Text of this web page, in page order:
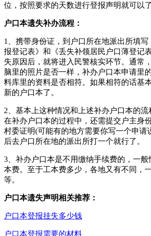
位，按照要求的天数进行登报声明就可以了
户口本遗失补办流程：
1、携带身份证，到户口所在地派出所填
报登记表》和《丢失补领居民户口薄登记
失原因后，就将进入民警核实环节。通常
脑里的照片是否一样，补办户口本申请里
料库里的资料是否相符。如果相符的话基
新的户口本了。
2、基本上这种情况和上述补办户口本的
在补办户口本的过程中，还需提交户主身
村委证明(可能有的地方需要你写一个申请
后去户口所在地的派出所打一个就行了。
3、补办户口本是不用缴纳手续费的，一
本费。至于工本费多少，各地又有不同，
等。
户口本遗失声明相关推荐：
户口本登报挂失多少钱
户口本登报需要的材料